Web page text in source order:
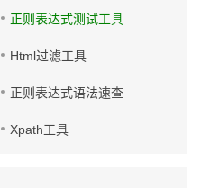
正则表达式测试工具
Html过滤工具
正则表达式语法速查
Xpath工具